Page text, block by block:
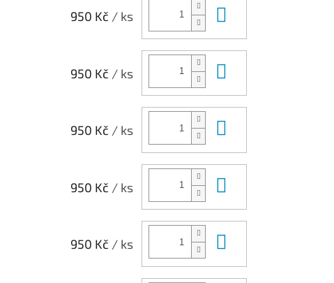
950 Kč / ks
950 Kč / ks
950 Kč / ks
950 Kč / ks
950 Kč / ks